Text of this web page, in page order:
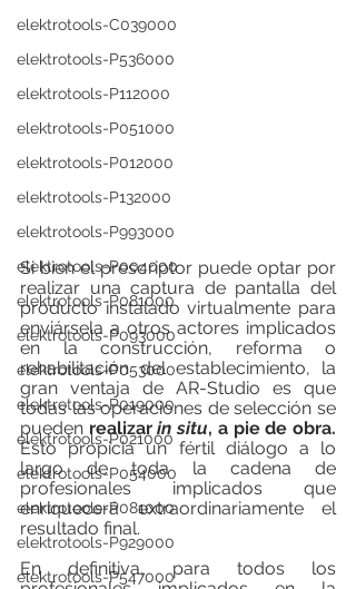
elektrotools-C039000
elektrotools-P536000
elektrotools-P112000
elektrotools-P051000
elektrotools-P012000
elektrotools-P132000
elektrotools-P993000
elektrotools-P004000
elektrotools-P081000
elektrotools-P093000
elektrotools-P053000
elektrotools-P019000
elektrotools-P021000
elektrotools-P054000
elektrotools-P081000
elektrotools-P929000
elektrotools-P547000
Si bien el prescriptor puede optar por
realizar una captura de pantalla del
producto instalado virtualmente para
enviársela a otros actores implicados
en la construcción, reforma o
rehabilitación del establecimiento, la
gran ventaja de AR-Studio es que
todas las operaciones de selección se
pueden realizar in situ, a pie de obra.
Esto propicia un fértil diálogo a lo
largo de toda la cadena de
profesionales implicados que
enriquecerá extraordinariamente el
resultado final.
En definitiva, para todos los